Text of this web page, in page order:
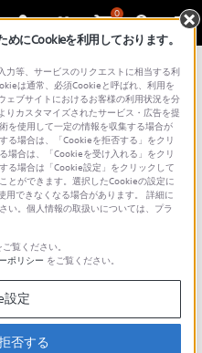
0
ん。お客様が
見つかりま
るか、あるいは直接URLを入
し下さい。
にCookieを利用しております。
力等、サービスのリクエストに相当する利
は通常、必須Cookieと呼ばれ、利用を
ブサイトにおけるお客様の利用状況を分
カスタマイズされたサービス・広告を提
を使用して一定の情報を収集する場合が
る場合は、「Cookieを拒否する」をクリ
場合は、「Cookieを受け入れる」をクリ
る場合は「Cookie設定」をクリックして
とができます。選択したCookieの設定に
用できなくなる場合があります。 詳細に
い。個人情報の取扱いについては、プラ
ご覧ください。
ポリシー をご覧ください。
設定
否する